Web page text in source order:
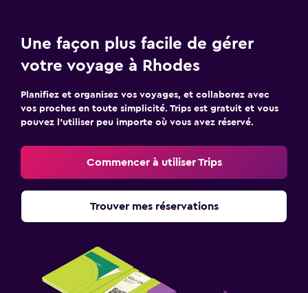
Une façon plus facile de gérer
votre voyage à Rhodes
Planifiez et organisez vos voyages, et collaborez avec
vos proches en toute simplicité. Trips est gratuit et vous
pouvez l’utiliser peu importe où vous avez réservé.
Commencer à utiliser Trips
Trouver mes réservations